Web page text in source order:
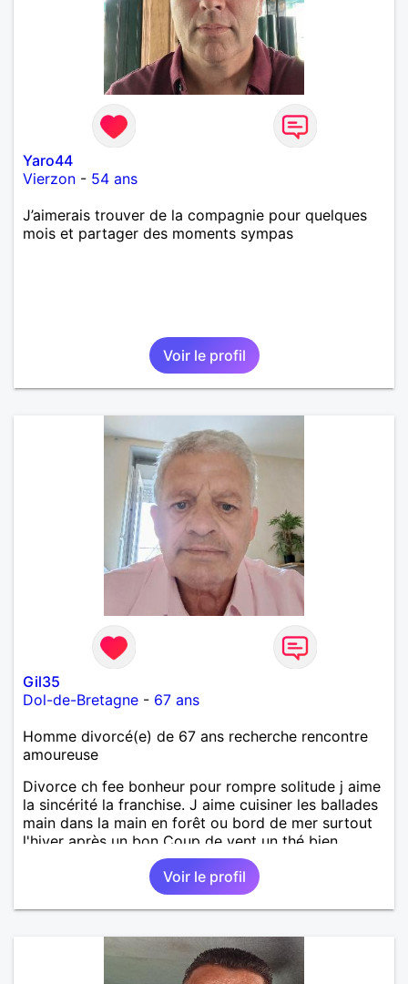
Yaro44
Vierzon - 54 ans
J’aimerais trouver de la compagnie pour quelques
mois et partager des moments sympas
Voir le profil
Gil35
Dol-de-Bretagne - 67 ans
Homme divorcé(e) de 67 ans recherche rencontre
amoureuse
Divorce ch fee bonheur pour rompre solitude j aime
la sincérité la franchise. J aime cuisiner les ballades
main dans la main en forêt ou bord de mer surtout
l'hiver après un bon Coup de vent un thé bien
chaud.pour le reste a découvrir
Voir le profil